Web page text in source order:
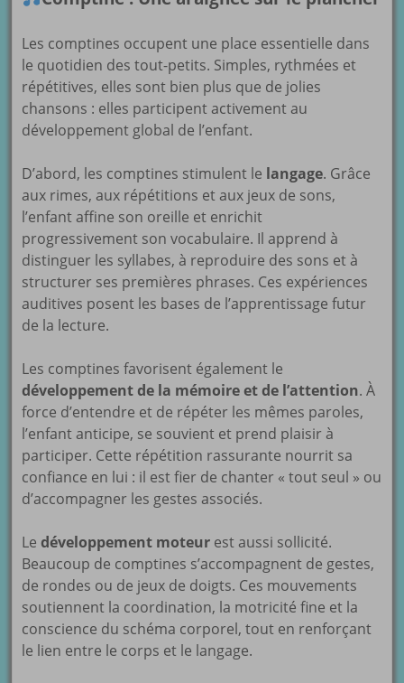
Les comptines occupent une place essentielle dans
le quotidien des tout-petits. Simples, rythmées et
répétitives, elles sont bien plus que de jolies
chansons : elles participent activement au
développement global de l’enfant.
D’abord, les comptines stimulent le langage. Grâce
aux rimes, aux répétitions et aux jeux de sons,
l’enfant affine son oreille et enrichit
progressivement son vocabulaire. Il apprend à
distinguer les syllabes, à reproduire des sons et à
structurer ses premières phrases. Ces expériences
auditives posent les bases de l’apprentissage futur
de la lecture.
Les comptines favorisent également le
développement de la mémoire et de l’attention. À
force d’entendre et de répéter les mêmes paroles,
l’enfant anticipe, se souvient et prend plaisir à
participer. Cette répétition rassurante nourrit sa
confiance en lui : il est fier de chanter « tout seul » ou
d’accompagner les gestes associés.
Ledéveloppement moteur est aussi sollicité.
Beaucoup de comptines s’accompagnent de gestes,
de rondes ou de jeux de doigts. Ces mouvements
soutiennent la coordination, la motricité fine et la
conscience du schéma corporel, tout en renforçant
le lien entre le corps et le langage.